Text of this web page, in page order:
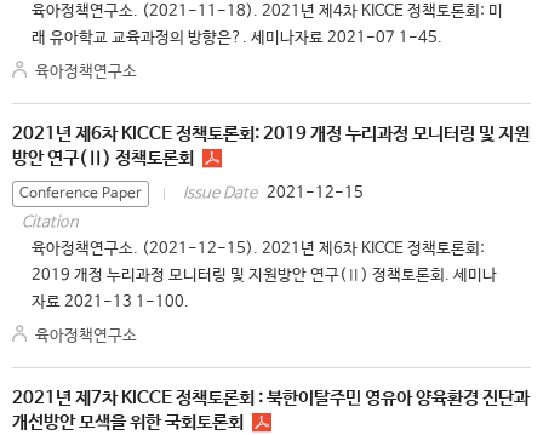
육아정책연구소. (2021-11-18). 2021년 제4차 KICCE 정책토론회: 미
래 유아학교 교육과정의 방향은?. 세미나자료 2021-07 1-45.
육아정책연구소
2021년 제6차 KICCE 정책토론회: 2019 개정 누리과정 모니터링 및 지원
방안 연구(Ⅱ) 정책토론회
Conference Paper Issue Date 2021-12-15
Citation
육아정책연구소. (2021-12-15). 2021년 제6차 KICCE 정책토론회:
2019 개정 누리과정 모니터링 및 지원방안 연구(Ⅱ) 정책토론회. 세미나
자료 2021-13 1-100.
육아정책연구소
2021년 제7차 KICCE 정책토론회 : 북한이탈주민 영유아 양육환경 진단과
개선방안 모색을 위한 국회토론회